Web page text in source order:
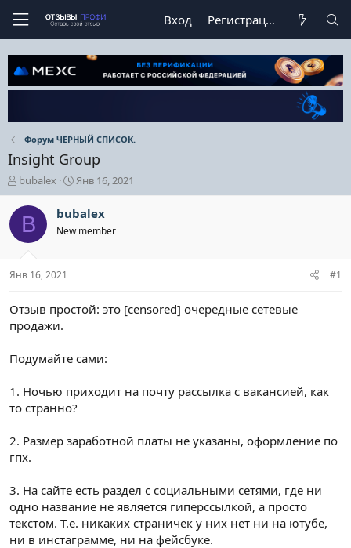
Вход Регистрация
Форум ЧЕРНЫЙ СПИСОК.
Insight Group
А
в
т
р
е
м
bubalex
Д
а
а
н
ч
а
Янв 16, 2021
B bubalex
New member
Янв 16, 2021 #1
Отзыв простой: это [censored] очередные сетевые
продажи.
Подумайте сами:
1. Ночью приходит на почту рассылка с вакансией, как
то странно?
2. Размер заработной платы не указаны, оформление по
гпх.
3. На сайте есть раздел с социальными сетями, где ни
одно название не является гиперссылкой, а просто
текстом. Т.е. никаких страничек у них нет ни на ютубе,
ни в инстаграмме, ни на фейсбуке.